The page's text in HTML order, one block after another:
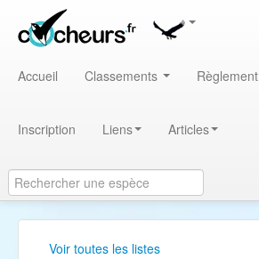
Accueil Classements Règlement
Inscription Liens Articles
Voir toutes les listes